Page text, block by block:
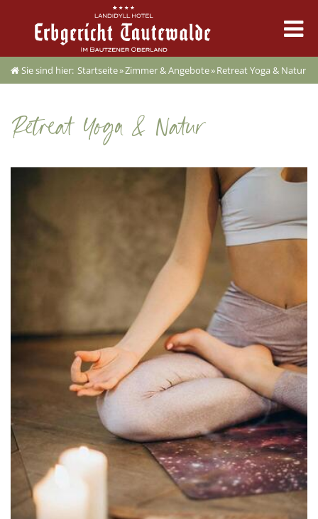
Erbgericht
Zimmer & Angebote
Kulinarik
Feste & Tagung
Erleben & Termine
Sie sind hier: Startseite»Zimmer & Angebote»Retreat Yoga & Natur
Retreat Yoga & Natur